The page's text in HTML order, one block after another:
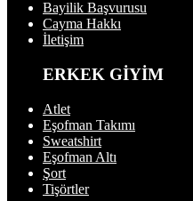
Bayilik Başvurusu
Cayma Hakkı
İletişim
ERKEK GİYİM
Atlet
Eşofman Takımı
Sweatshirt
Eşofman Altı
Şort
Tişörtler